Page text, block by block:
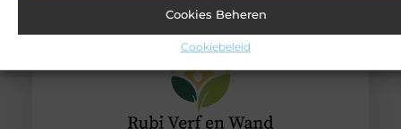
Cookies Beheren
Cookiebeleid